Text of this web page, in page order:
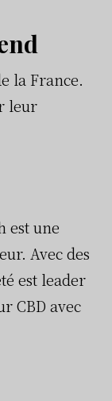
la France.
leur
est une
Avec des
est leader
CBD avec